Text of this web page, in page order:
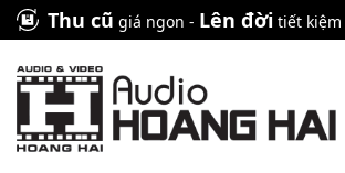
Skip
to
content
Thu cũ giá ngon - Lên đời tiết kiệm